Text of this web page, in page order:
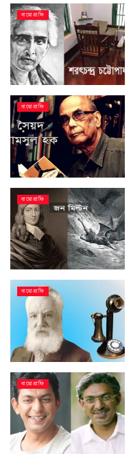
বায়োগ্রাফি
বায়োগ্রাফি
বায়োগ্রাফি
বায়োগ্রাফি
বায়োগ্রাফি